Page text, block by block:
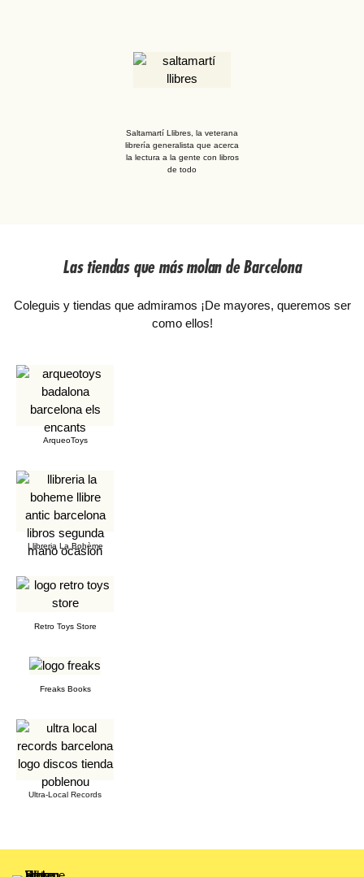
Saltamartí Llibres, la veterana
librería generalista que acerca
la lectura a la gente con libros
de todo
Las tiendas que más molan de Barcelona
Coleguis y tiendas que admiramos ¡De mayores, queremos ser
como ellos!
ArqueoToys
Llibreria La Bohème
Retro Toys Store
Freaks Books
Ultra-Local Records